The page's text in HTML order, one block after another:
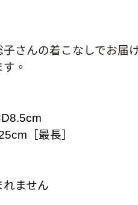
さんの着こなしでお届
。
［最長］
ません